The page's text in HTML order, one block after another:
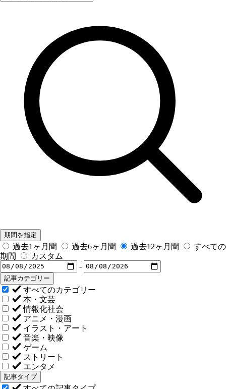
期間を指定
過去1ヶ月間 過去6ヶ月間 過去12ヶ月間
すべての
期間
カスタム
-
記事カテゴリー
すべてのカテゴリー
本・文芸
情報化社会
アニメ・漫画
イラスト・アート
音楽・映像
ゲーム
ストリート
エンタメ
記事タイプ